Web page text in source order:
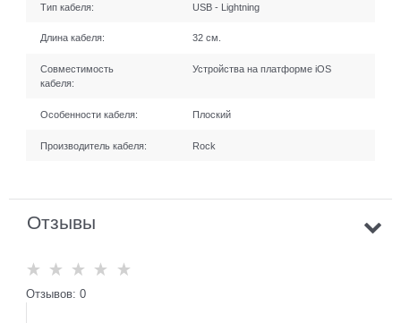
Тип кабеля: USB - Lightning
Длина кабеля: 32 см.
Совместимость
кабеля:
Устройства на платформе iOS
Особенности кабеля: Плоский
Производитель кабеля: Rock
Отзывы
Отзывов: 0